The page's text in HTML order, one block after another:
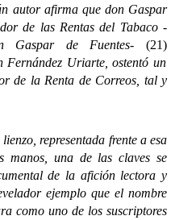
autor afirma que don Gaspar
de las Rentas del Tabaco -
Gaspar de Fuentes- (21)
Fernández Uriarte, ostentó un
de la Renta de Correos, tal y
representada frente a esa
manos, una de las claves se
de la afición lectora y
ejemplo que el nombre
como uno de los suscriptores